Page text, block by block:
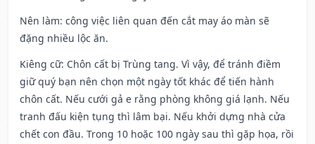
Nên làm: công việc liên quan đến cắt may áo màn sẽ
đặng nhiều lộc ăn.
Kiêng cữ: Chôn cất bị Trùng tang. Vì vậy, để tránh điềm
giữ quý bạn nên chọn một ngày tốt khác để tiến hành
chôn cất. Nếu cưới gả e rằng phòng không giá lạnh. Nếu
tranh đấu kiện tụng thì lâm bại. Nếu khởi dựng nhà cửa
chết con đầu. Trong 10 hoặc 100 ngày sau thì gặp họa, rồi